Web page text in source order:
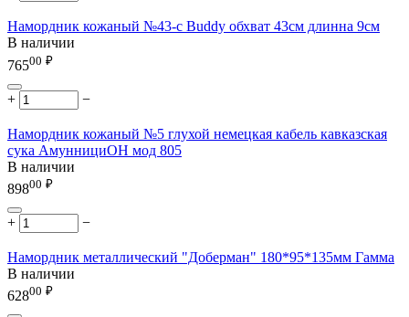
Намордник кожаный №43-с Buddy обхват 43см длинна 9см
В наличии
76500 ₽
+ −
Намордник кожаный №5 глухой немецкая кабель кавказская
сука АмуннициОН мод 805
В наличии
89800 ₽
+ −
Намордник металлический "Доберман" 180*95*135мм Гамма
В наличии
62800 ₽